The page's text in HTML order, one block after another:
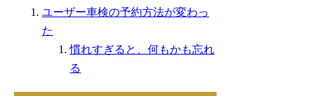
ユーザー車検の予約方法が変わっ
た
慣れすぎると、何もかも忘れ
る